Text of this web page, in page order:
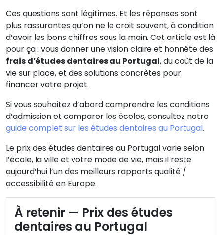
Ces questions sont légitimes. Et les réponses sont
plus rassurantes qu’on ne le croit souvent, à condition
d’avoir les bons chiffres sous la main. Cet article est là
pour ça : vous donner une vision claire et honnête des
frais d’études dentaires au Portugal, du coût de la
vie sur place, et des solutions concrètes pour
financer votre projet.
Si vous souhaitez d’abord comprendre les conditions
d’admission et comparer les écoles, consultez notre
guide complet sur les études dentaires au Portugal.
Le prix des études dentaires au Portugal varie selon
l’école, la ville et votre mode de vie, mais il reste
aujourd’hui l’un des meilleurs rapports qualité /
accessibilité en Europe.
À retenir — Prix des études
dentaires au Portugal